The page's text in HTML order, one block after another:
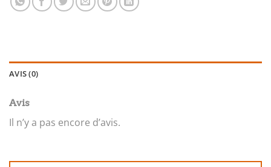
AVIS (0)
Avis
Il n’y a pas encore d’avis.